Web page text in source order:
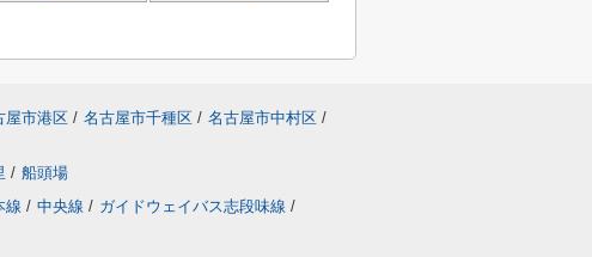
屋市港区 / 名古屋市千種区 / 名古屋市中村区 /
/ 船頭場
線 / 中央線 / ガイドウェイバス志段味線 /